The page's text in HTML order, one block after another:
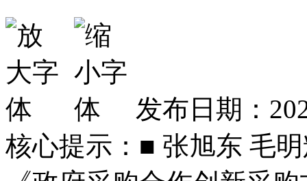
发布日期：
核心提示：■ 张旭东 毛